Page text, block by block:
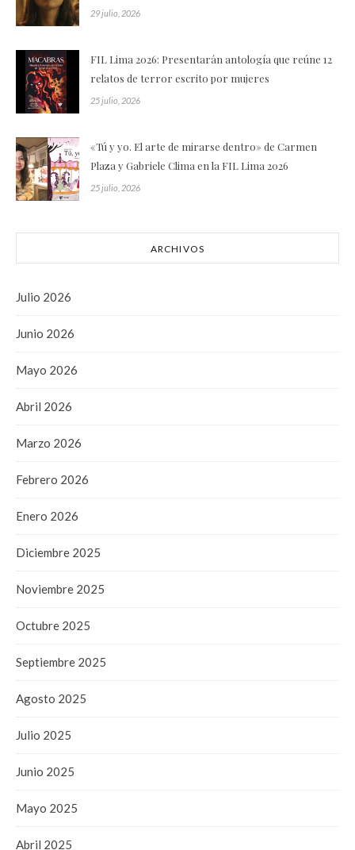
29 julio, 2026
FIL Lima 2026: Presentarán antología que reúne 12
relatos de terror escrito por mujeres
25 julio, 2026
«Tú y yo. El arte de mirarse dentro» de Carmen
Plaza y Gabriele Clima en la FIL Lima 2026
25 julio, 2026
ARCHIVOS
Julio 2026
Junio 2026
Mayo 2026
Abril 2026
Marzo 2026
Febrero 2026
Enero 2026
Diciembre 2025
Noviembre 2025
Octubre 2025
Septiembre 2025
Agosto 2025
Julio 2025
Junio 2025
Mayo 2025
Abril 2025